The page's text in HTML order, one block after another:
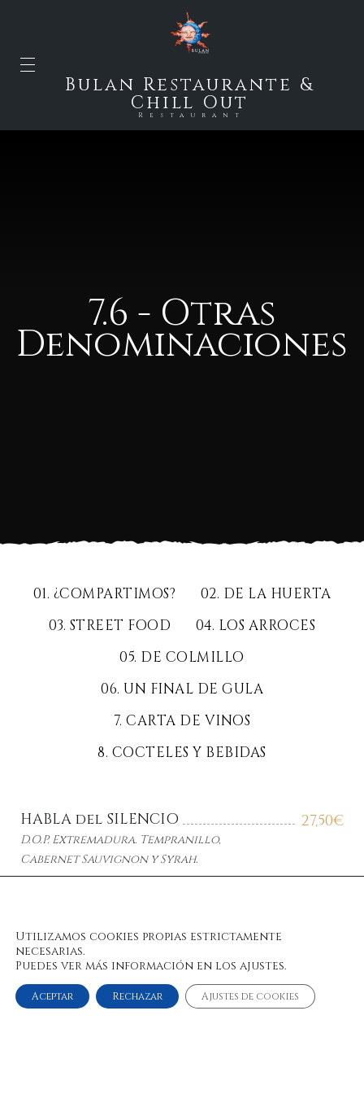
Bulan Restaurante &
Chill Out
Restaurant
7.6 - Otras
Denominaciones
01. ¿COMPARTIMOS?
02. DE LA HUERTA
03. STREET FOOD
04. LOS ARROCES
05. DE COLMILLO
06. UN FINAL DE GULA
7. CARTA DE VINOS
8. COCTELES Y BEBIDAS
27,50€
HABLA del SILENCIO
D.O.P. Extremadura. Tempranillo,
Cabernet Sauvignon y Syrah.
D.O. Arribes del Duero. Syrah.
Utilizamos cookies propias estrictamente
necesarias.
Puedes ver más información en los ajustes.
Aceptar Rechazar Ajustes de cookies